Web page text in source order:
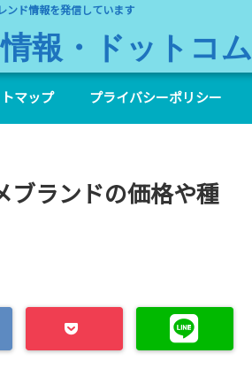
ンド情報を発信しています
報・ドットコム
マップ プライバシーポリシー
ブランドの価格や種